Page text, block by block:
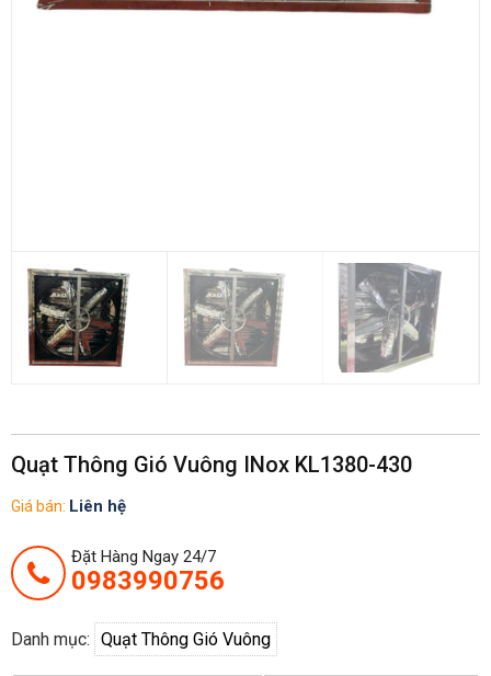
Quạt Thông Gió Vuông INox KL1380-430
Giá bán: Liên hệ
Đặt Hàng Ngay 24/7
0983990756
Danh mục: Quạt Thông Gió Vuông